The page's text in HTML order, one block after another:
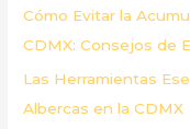
Cómo Evitar la
CDMX: Consejos de
Las Herramientas
Albercas en la CDMX